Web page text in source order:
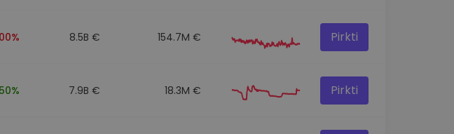
8.5B € 154.7M € Pirkti
7.9B € 18.3M € Pirkti